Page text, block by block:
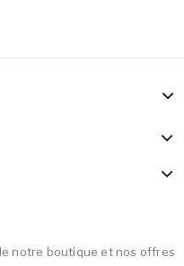
notre boutique et nos offres